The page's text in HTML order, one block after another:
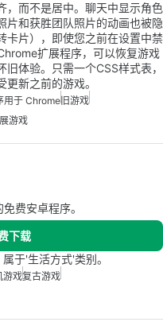
，而不是居中。聊天中显示角色
片和获胜团队照片的动画也被隐
卡片），即使您之前在设置中禁
扩展程序，可以恢复游戏
体验。只需一个CSS样式表，
新之前的游戏。
用于 Chrome旧游戏
游戏
费安卓程序。
下载
于'生活方式'类别。
游戏复古游戏